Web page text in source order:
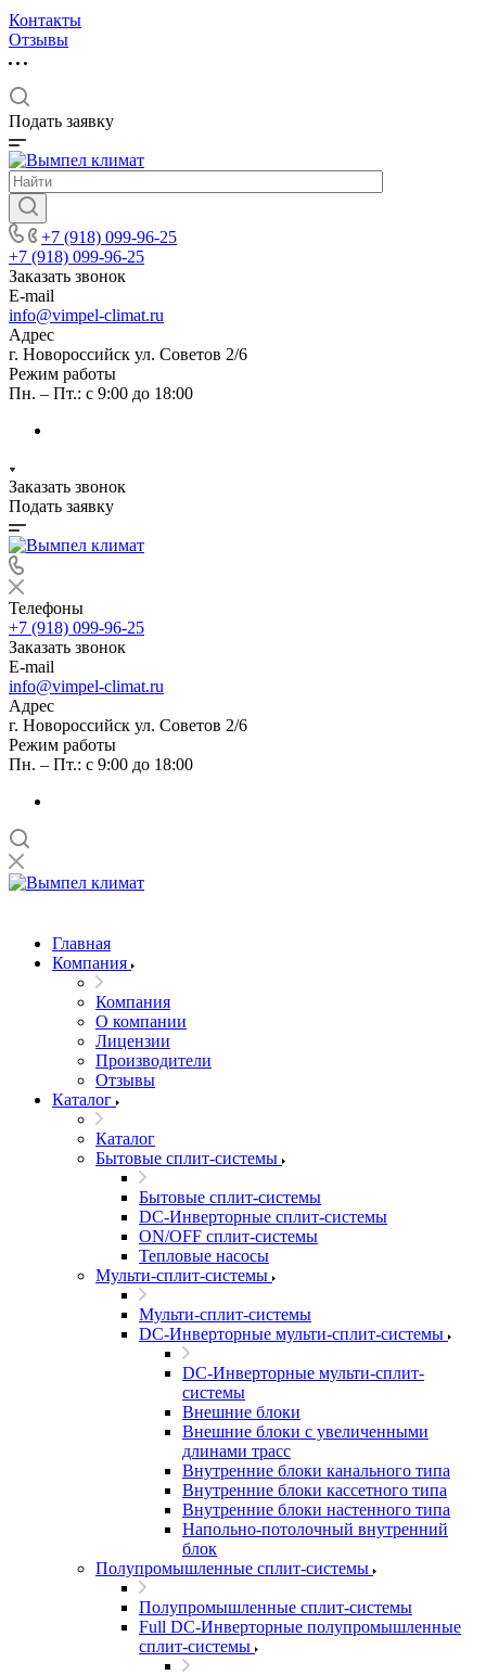
Контакты
Отзывы
Подать заявку
+7 (918) 099-96-25
+7 (918) 099-96-25
Заказать звонок
E-mail
info@vimpel-climat.ru
Адрес
г. Новороссийск ул. Советов 2/6
Режим работы
Пн. – Пт.: с 9:00 до 18:00
Заказать звонок
Подать заявку
Телефоны
+7 (918) 099-96-25
Заказать звонок
E-mail
info@vimpel-climat.ru
Адрес
г. Новороссийск ул. Советов 2/6
Режим работы
Пн. – Пт.: с 9:00 до 18:00
Главная
Компания
Компания
О компании
Лицензии
Производители
Отзывы
Каталог
Каталог
Бытовые сплит-системы
Бытовые сплит-системы
DC-Инверторные сплит-системы
ON/OFF сплит-системы
Тепловые насосы
Мульти-сплит-системы
Мульти-сплит-системы
DC-Инверторные мульти-сплит-системы
DC-Инверторные мульти-сплит-
системы
Внешние блоки
Внешние блоки с увеличенными
длинами трасс
Внутренние блоки канального типа
Внутренние блоки кассетного типа
Внутренние блоки настенного типа
Напольно-потолочный внутренний
блок
Полупромышленные сплит-системы
Полупромышленные сплит-системы
Full DC-Инверторные полупромышленные
сплит-системы